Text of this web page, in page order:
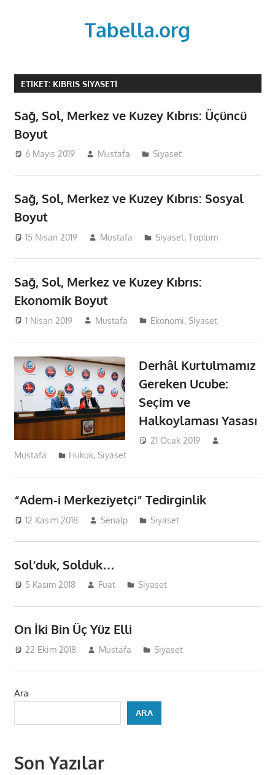
Tabella.org
ETIKET: KIBRIS SIYASETI
Sağ, Sol, Merkez ve Kuzey Kıbrıs: Üçüncü
Boyut
6 Mayıs 2019 Mustafa Siyaset
Sağ, Sol, Merkez ve Kuzey Kıbrıs: Sosyal
Boyut
15 Nisan 2019 Mustafa Siyaset,Toplum
Sağ, Sol, Merkez ve Kuzey Kıbrıs:
Ekonomik Boyut
1 Nisan 2019 Mustafa Ekonomi,Siyaset
Derhâl Kurtulmamız
Gereken Ucube:
Seçim ve
Halkoylaması Yasası
21 Ocak 2019
Mustafa
Hukuk,Siyaset
“Adem-i Merkeziyetçi” Tedirginlik
12 Kasım 2018 Senalp Siyaset
Sol’duk, Solduk…
5 Kasım 2018 Fuat Siyaset
On İki Bin Üç Yüz Elli
22 Ekim 2018 Mustafa Siyaset
Ara
ARA
Son Yazılar